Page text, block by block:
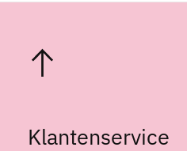
Klantenservice